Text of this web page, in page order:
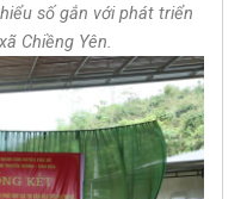
số gắn với phát triển
Chiềng Yên.